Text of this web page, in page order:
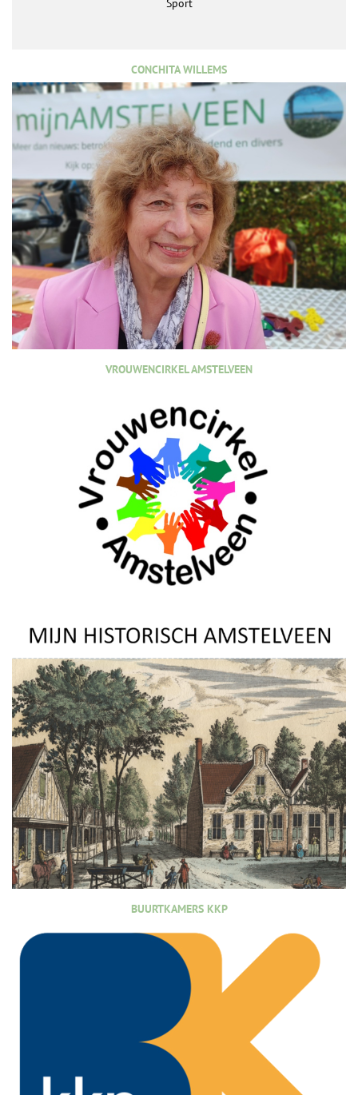
Sport
CONCHITA WILLEMS
VROUWENCIRKEL AMSTELVEEN
BUURTKAMERS KKP